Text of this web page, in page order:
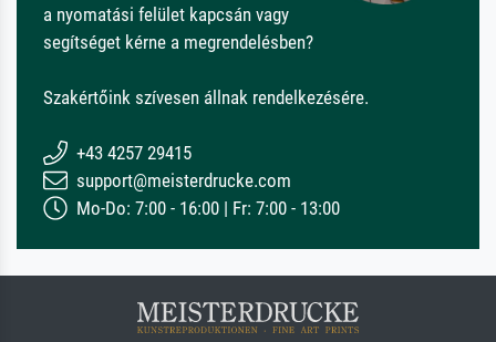
a nyomatási felület kapcsán vagy
segítséget kérne a megrendelésben?
Szakértőink szívesen állnak rendelkezésére.
+43 4257 29415
support@meisterdrucke.com
Mo-Do: 7:00 - 16:00 | Fr: 7:00 - 13:00